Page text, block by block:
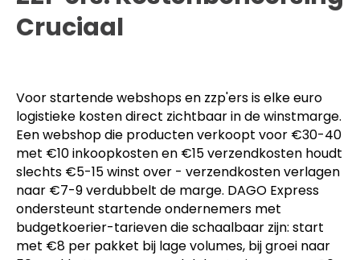
Cruciaal
Voor startende webshops en zzp'ers is elke euro
logistieke kosten direct zichtbaar in de winstmarge.
Een webshop die producten verkoopt voor €30-40
met €10 inkoopkosten en €15 verzendkosten houdt
slechts €5-15 winst over - verzendkosten verlagen
naar €7-9 verdubbelt de marge. DAGO Express
ondersteunt startende ondernemers met
budgetkoerier-tarieven die schaalbaar zijn: start
met €8 per pakket bij lage volumes, bij groei naar